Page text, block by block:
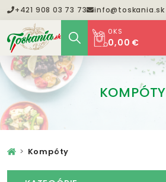
+421 908 03 73 73 info@toskania.sk
0KS
0,00 €
KOMPÓTY
Kompóty